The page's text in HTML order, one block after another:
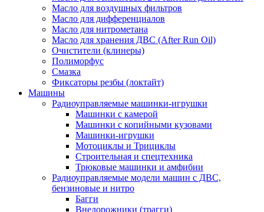
Масло для воздушных фильтров
Масло для дифференциалов
Масло для нитрометана
Масло для хранения ДВС (After Run Oil)
Очистители (клинеры)
Полиморфус
Смазка
Фиксаторы резбы (локтайт)
Машины
Радиоуправляемые машинки-игрушки
Машинки с камерой
Машинки с копийными кузовами
Машинки-игрушки
Мотоциклы и Трициклы
Строительная и спецтехника
Трюковые машинки и амфибии
Радиоуправляемые модели машин с ДВС,
бензиновые и нитро
Багги
Внедорожники (трагги)